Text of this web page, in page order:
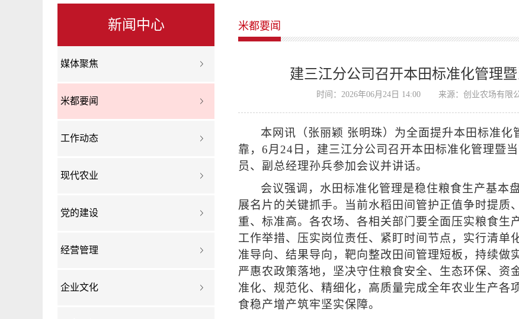
新闻中心
媒体聚焦
米都要闻
工作动态
现代农业
党的建设
经营管理
企业文化
米都要闻
建三江分公司召开本田标准化管理
时间：2026年06月24日 14:00 来源：创业农场有限
本网讯（张丽颖 张明珠）为全面提升本田标准
靠，6月24日，建三江分公司召开本田标准化管理暨
员、副总经理孙兵参加会议并讲话。
会议强调，水田标准化管理是稳住粮食生产基本
展名片的关键抓手。当前水稻田间管护正值争时提质
重、标准高。各农场、各相关部门要全面压实粮食生
工作举措、压实岗位责任、紧盯时间节点，实行清单
准导向、结果导向，靶向整改田间管理短板，持续做
严惠农政策落地，坚决守住粮食安全、生态环保、资
准化、规范化、精细化，高质量完成全年农业生产各
食稳产增产筑牢坚实保障。